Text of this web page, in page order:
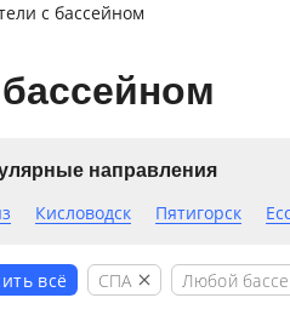
с бассейном
направления
Кисловодск Пятигорск
всё СПА Любой